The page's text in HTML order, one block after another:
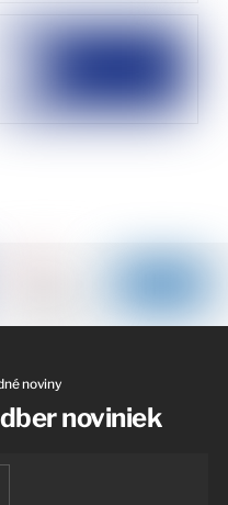
noviny
noviniek